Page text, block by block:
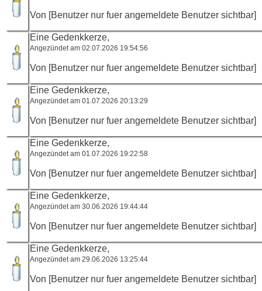
Von [Benutzer nur fuer angemeldete Benutzer sichtbar]
Eine Gedenkkerze,
Angezündet am 02.07.2026 19:54:56
Von [Benutzer nur fuer angemeldete Benutzer sichtbar]
Eine Gedenkkerze,
Angezündet am 01.07.2026 20:13:29
Von [Benutzer nur fuer angemeldete Benutzer sichtbar]
Eine Gedenkkerze,
Angezündet am 01.07.2026 19:22:58
Von [Benutzer nur fuer angemeldete Benutzer sichtbar]
Eine Gedenkkerze,
Angezündet am 30.06.2026 19:44:44
Von [Benutzer nur fuer angemeldete Benutzer sichtbar]
Eine Gedenkkerze,
Angezündet am 29.06.2026 13:25:44
Von [Benutzer nur fuer angemeldete Benutzer sichtbar]